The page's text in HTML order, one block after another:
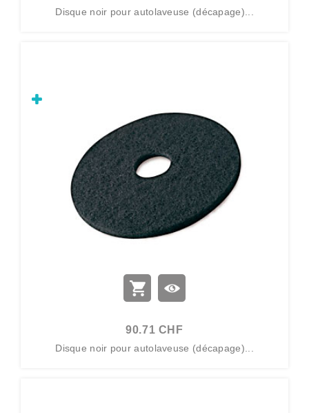
Disque noir pour autolaveuse (décapage)...
90.71 CHF
Disque noir pour autolaveuse (décapage)...